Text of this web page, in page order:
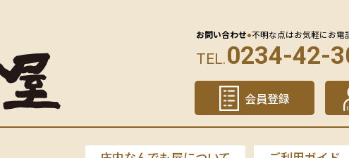
お問い合わせ●不明な点はお気軽にお電
TEL.0234-42-
会員登録